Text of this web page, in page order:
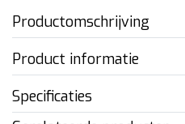
Productomschrijving
Product informatie
Specificaties